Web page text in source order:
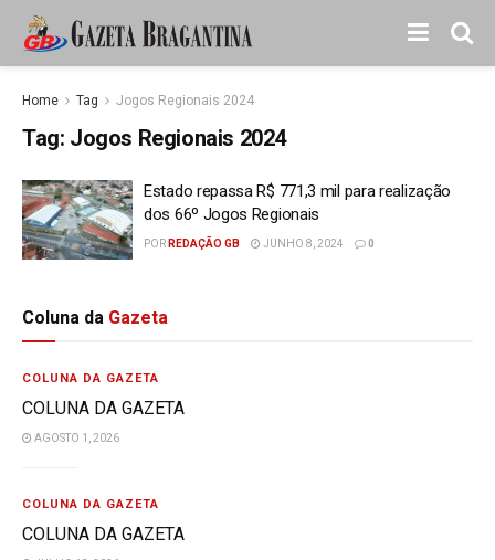
Home Tag Jogos Regionais 2024
Tag: Jogos Regionais 2024
Estado repassa R$ 771,3 mil para realização
dos 66º Jogos Regionais
POR REDAÇÃO GB JUNHO 8, 2024 0
Coluna da Gazeta
COLUNA DA GAZETA
COLUNA DA GAZETA
AGOSTO 1, 2026
COLUNA DA GAZETA
COLUNA DA GAZETA